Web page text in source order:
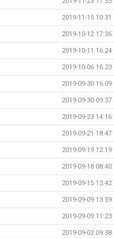
2019-11-15 10:31
2019-10-12 17:36
2019-10-11 16:24
2019-10-06 16:23
2019-09-30 16:09
2019-09-30 09:37
2019-09-23 14:16
2019-09-21 18:47
2019-09-19 12:19
2019-09-18 08:40
2019-09-15 13:42
2019-09-09 13:59
2019-09-09 11:23
2019-09-02 09:38